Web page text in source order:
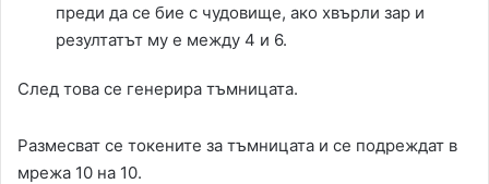
преди да се бие с чудовище, ако хвърли зар и
резултатът му е между 4 и 6.
След това се генерира тъмницата.
Размесват се токените за тъмницата и се подреждат в
мрежа 10 на 10.